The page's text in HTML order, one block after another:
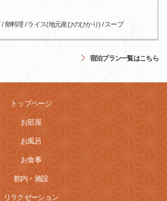
卵料理 / ライス(地元産ひのひかり) / スープ
宿泊プラン一覧はこちら
トップページ
お部屋
お風呂
お食事
館内・施設
リラクゼーション